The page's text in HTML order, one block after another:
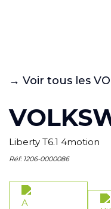
→ Voir tous les
Liberty T6.1 4motion
Réf: 1206-0000086